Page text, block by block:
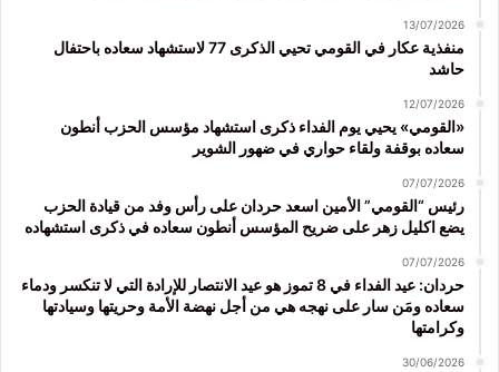
13/07/2026
منفذية عكار في القومي تحيي الذكرى 77 لاستشهاد سعاده باحتفال
حاشد
12/07/2026
«القومي» يحيي يوم الفداء ذكرى استشهاد مؤسس الحزب أنطون
سعاده بوقفة ولقاء حواري في ضهور الشوير
07/07/2026
رئيس “القومي” الأمين اسعد حردان على رأس وفد من قيادة الحزب
يضع اكليل زهر على ضريح المؤسس أنطون سعاده في ذكرى استشهاده
07/07/2026
حردان: عيد الفداء في 8 تموز هو عيد الانتصار للإرادة التي لا تنكسر ودماء
سعاده ومَن سار على نهجه هي من أجل نهضة الأمة وحريتها وسيادتها
وكرامتها
30/06/2026